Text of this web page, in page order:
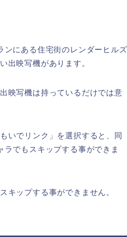
にある住宅街のレンダーヒルズ
出映写機があります。
映写機は持っているだけでは意
いでリンク」を選択すると、同
でもスキップする事ができま
キップする事ができません。